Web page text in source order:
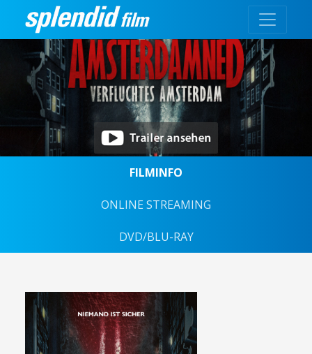
FILMINFO
ONLINE STREAMING
DVD/BLU-RAY